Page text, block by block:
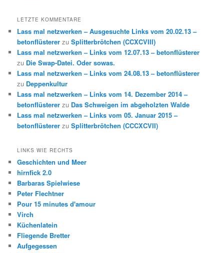
LETZTE KOMMENTARE
Lass mal netzwerken – Ausgesuchte Links vom 20.02.13 –
betonflüsterer zuSplitterbrötchen (CCXCVIII)
Lass mal netzwerken – Links vom 12.07.13 – betonflüsterer
zu Die Swap-Datei. Oder sowas.
Lass mal netzwerken – Links vom 24.08.13 – betonflüsterer
zu Deppenkultur
Lass mal netzwerken – Links vom 14. Dezember 2014 –
betonflüsterer zu Das Schweigen im abgeholzten Walde
Lass mal netzwerken – Links vom 05. Januar 2015 –
betonflüsterer zuSplitterbrötchen (CCCXCVII)
LINKS WIE RECHTS
Geschichten und Meer
hirnfick 2.0
Barbaras Spielwiese
Peter Flechtner
Pour 15 minutes d'amour
Virch
Küchenlatein
Fliegende Bretter
Aufgegessen